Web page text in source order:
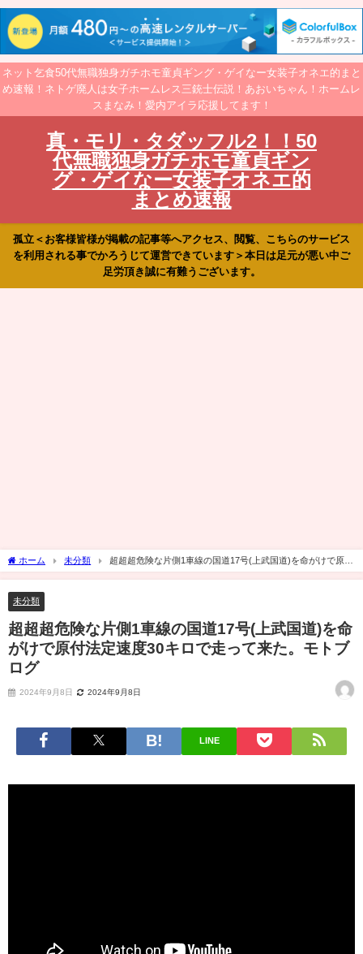
ネット乞食50代無職独身ガチホモ童貞ギング・ゲイなー女装子オネエ的まと
め速報！ネトゲ廃人は女子ホームレス三銃士伝説！あおいちゃん！ホームレ
スまなみ！愛内アイラ応援してます！
真・モリ・タダッフル2！！50
代無職独身ガチホモ童貞ギン
グ・ゲイなー女装子オネエ的
まとめ速報
孤立＜お客様皆様が掲載の記事等へアクセス、閲覧、こちらのサービス
を利用される事でかろうじて運営できています＞本日は足元が悪い中ご
足労頂き誠に有難うございます。
ホーム 未分類
超超超危険な片側1車線の国道17号(上武国道)を命がけで原付
法定速度30キロで走って来た。モトブログ
未分類
超超超危険な片側1車線の国道17号(上武国道)を命
がけで原付法定速度30キロで走って来た。モトブ
ログ
2024年9月8日 2024年9月8日
LINE